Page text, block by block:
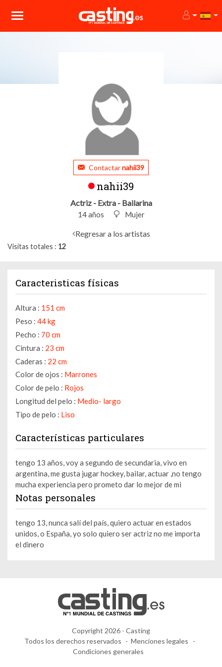
Contactarnahii39
nahii39
Actriz - Extra - Bailarina
14 años Mujer
Regresar a los artistas
Visitas totales 12
Caracteristicas físicas
Altura : 151 cm
Peso : 44 kg
Pecho : 70 cm
Cintura : 23 cm
Caderas : 22 cm
Color de ojos : Marrones
Color de pelo : Rojos
Longitud del pelo : Medio- largo
Tipo de pelo : Liso
Características particulares
tengo 13 años, voy a segundo de secundaria, vivo en
argentina, me gusta jugar hockey, bailar, actuar ,no tengo
mucha experiencia pero prometo dar lo mejor de mi
Notas personales
tengo 13, nunca salí del país, quiero actuar en estados
unidos, o España, yo solo quiero ser actriz no me importa
el dinero
Copyright 2026 - Casting
Todos los derechos reservados
Menciones legales
Condiciones generales